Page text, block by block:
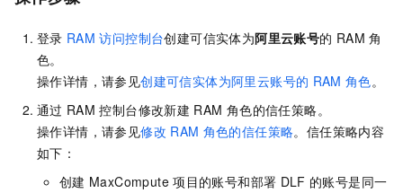
登录 RAM 访问控制台创建可信实体为阿里云账号的 RAM 角
色。
操作详情，请参见创建可信实体为阿里云账号的 RAM 角色。
通过 RAM 控制台修改新建 RAM 角色的信任策略。
操作详情，请参见修改 RAM 角色的信任策略。信任策略内容
如下：
创建 MaxCompute 项目的账号和部署 DLF 的账号是同一